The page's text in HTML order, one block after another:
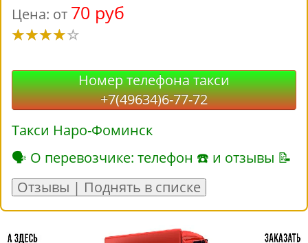
Цена: от 70 руб
Номер телефона такси
+7(49634)6-77-72
Такси Наро-Фоминск
🗣 О перевозчике: телефон ☎ и отзывы 📝
Отзывы | Поднять в списке